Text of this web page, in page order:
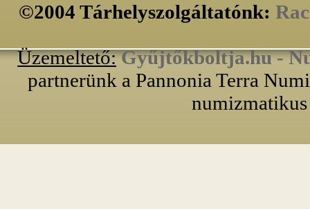
©2004 Tárhelyszolgáltatónk:
Üzemeltető: Gyűjtőkboltja.hu -
partnerünk a Pannonia Terra
numizmatikus